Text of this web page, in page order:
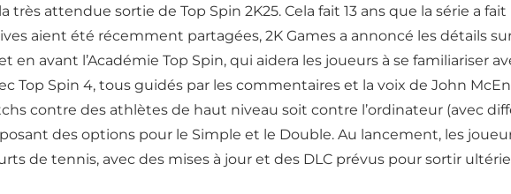
attendue sortie de Top Spin 2K25. Cela fait 13 ans que la série a fait
aient été récemment partagées, 2K Games a annoncé les détails
avant l’Académie Top Spin, qui aidera les joueurs à se familiariser
Top Spin 4, tous guidés par les commentaires et la voix de John
contre des athlètes de haut niveau soit contre l’ordinateur (avec
des options pour le Simple et le Double. Au lancement, les
de tennis, avec des mises à jour et des DLC prévus pour sortir